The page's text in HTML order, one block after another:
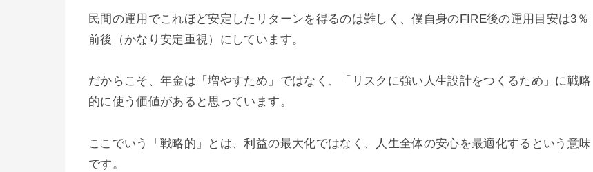
民間の運用でこれほど安定したリターンを得るのは難しく、僕自身のFIRE後の運用目安は3％
前後（かなり安定重視）にしています。
だからこそ、年金は「増やすため」ではなく、「リスクに強い人生設計をつくるため」に戦略
的に使う価値があると思っています。
ここでいう「戦略的」とは、利益の最大化ではなく、人生全体の安心を最適化するという意味
です。